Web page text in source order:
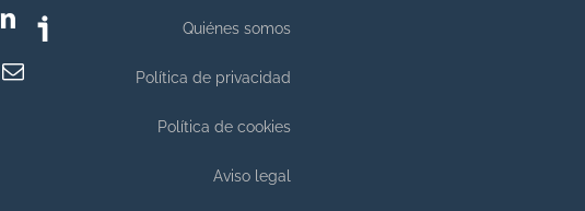
Quiénes somos
Política de privacidad
Política de cookies
Aviso legal